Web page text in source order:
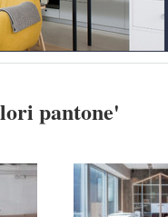
pantone'